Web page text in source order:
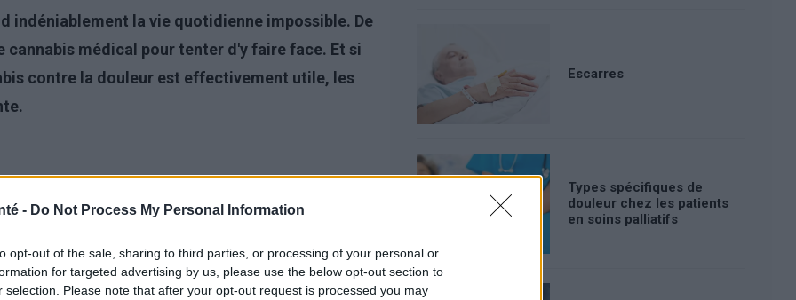
- Do Not Process My Personal Information
opt-out of the sale, sharing to third parties, or processing of your personal or
for targeted advertising by us, please use the below opt-out section to
selection. Please note that after your opt-out request is processed you may
indéniablement la vie quotidienne impossible. De
médical pour tenter d'y faire face. Et si
contre la douleur est effectivement utile, les
Escarres
Types spécifiques de
douleur chez les patients
en soins palliatifs